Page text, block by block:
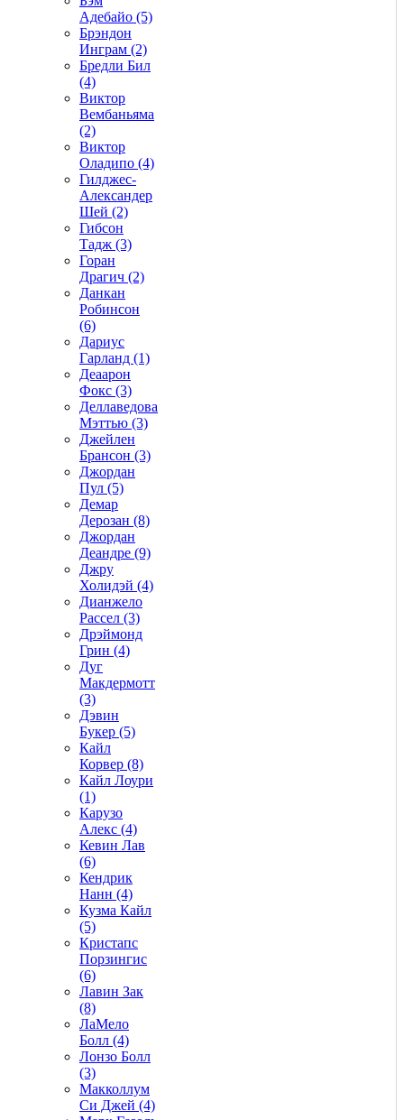
Адебайо (5)
Брэндон
Инграм (2)
Бредли Бил
(4)
Виктор
Вембаньяма
(2)
Виктор
Оладипо (4)
Гилджес-
Александер
Шей (2)
Гибсон
Тадж (3)
Горан
Драгич (2)
Данкан
Робинсон
(6)
Дариус
Гарланд (1)
Деаарон
Фокс (3)
Деллаведова
Мэттью (3)
Джейлен
Брансон (3)
Джордан
Пул (5)
Демар
Дерозан (8)
Джордан
Деандре (9)
Джру
Холидэй (4)
Дианжело
Рассел (3)
Дрэймонд
Грин (4)
Дуг
Макдермотт
(3)
Дэвин
Букер (5)
Кайл
Корвер (8)
Кайл Лоури
(1)
Карузо
Алекс (4)
Кевин Лав
(6)
Кендрик
Нанн (4)
Кузма Кайл
(5)
Кристапс
Порзингис
(6)
Лавин Зак
(8)
ЛаМело
Болл (4)
Лонзо Болл
(3)
Макколлум
Си Джей (4)